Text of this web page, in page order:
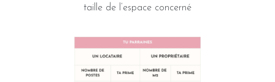
taille de l’espace concerné